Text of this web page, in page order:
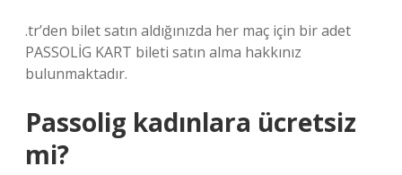
.tr’den bilet satın aldığınızda her maç için bir adet
PASSOLİG KART bileti satın alma hakkınız
bulunmaktadır.
Passolig kadınlara ücretsiz
mi?